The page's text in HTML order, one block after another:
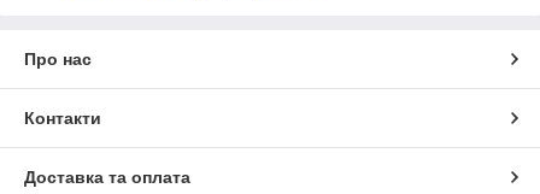
Про нас
Контакти
Доставка та оплата